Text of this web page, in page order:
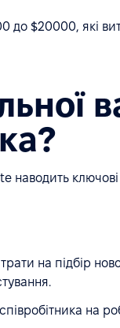
до $20000, які
наводить ключові
на підбір
на